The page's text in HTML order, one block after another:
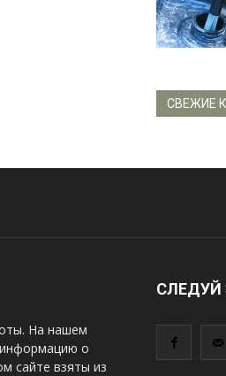
СВЕЖИЕ
На нашем
о
сайте взяты из
СЛЕДУЙ